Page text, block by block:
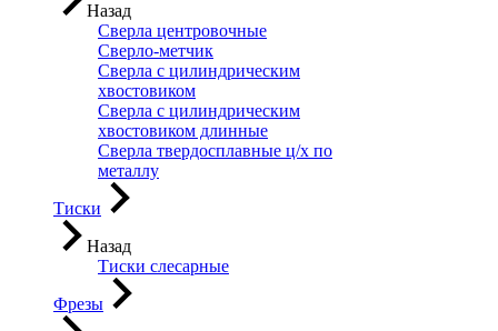
Назад
Сверла центровочные
Сверло-метчик
Сверла с цилиндрическим
хвостовиком
Сверла с цилиндрическим
хвостовиком длинные
Сверла твердосплавные ц/х по
металлу
Тиски
Назад
Тиски слесарные
Фрезы